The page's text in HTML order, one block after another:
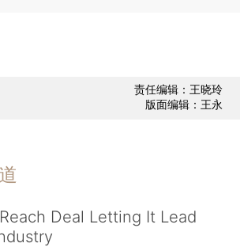
责任编辑：王晓玲
版面编辑：王永
Deal Letting It Lead